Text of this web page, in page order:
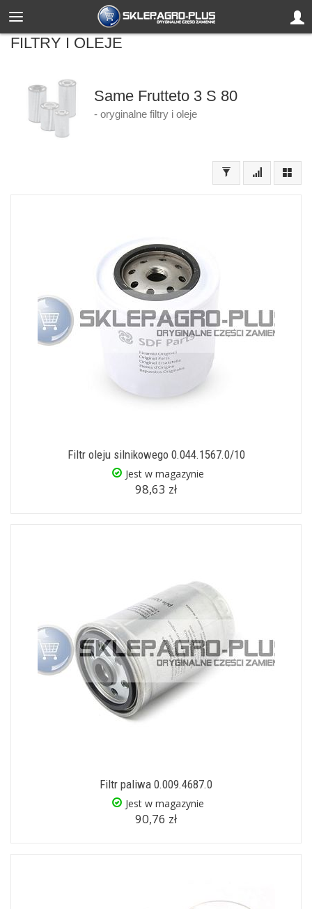
FILTRY I OLEJE
Same Frutteto 3 S 80
- oryginalne filtry i oleje
Filtr oleju silnikowego 0.044.1567.0/10
Jest w magazynie
98,63 zł
Filtr paliwa 0.009.4687.0
Jest w magazynie
90,76 zł